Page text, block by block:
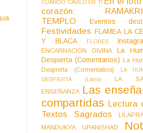
CUANDO CAVILO EN TI
corazón:
TEMPLO
Eventos
Festividades FLAMEA LA
Y BLACA
FLORES
ENCARNACIÓN DIVINA
La
Despierta (Comentarios)
La
Despierta (Comentatios)
LA
DESPIERTA (Libro)
LA
ENSEÑANZA Las
compartidas Lectura
Textos Sagrados
MANDUKYA UPANISHAD